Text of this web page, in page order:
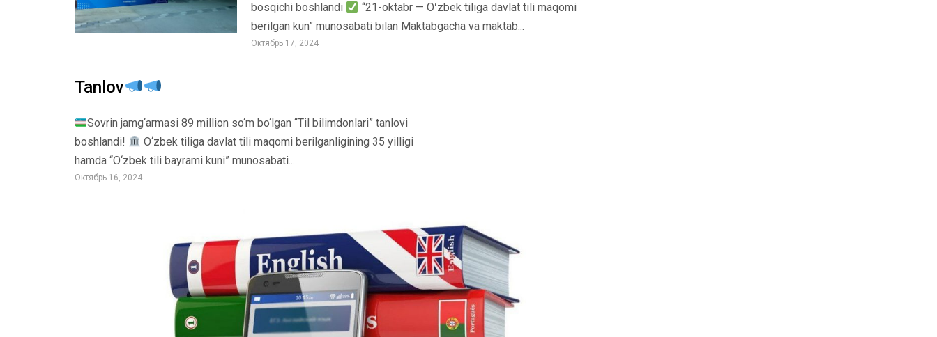
bosqichi boshlandi
“21-oktabr — Oʻzbek tiliga davlat tili maqomi
berilgan kun” munosabati bilan Maktabgacha va maktab...
Октябрь 17, 2024
Tanlov
Sovrin jamg‘armasi 89 million so‘m bo‘lgan “Til bilimdonlari” tanlovi
boshlandi!
O‘zbek tiliga davlat tili maqomi berilganligining 35 yilligi
hamda “O‘zbek tili bayrami kuni” munosabati...
Октябрь 16, 2024